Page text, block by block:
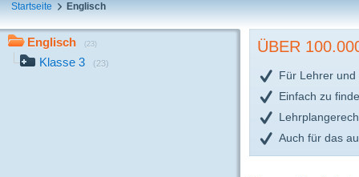
Startseite Englisch
Englisch (23)
Klasse 3 (23)
ÜBER
Für Lehrer und
Einfach zu
Auch für das